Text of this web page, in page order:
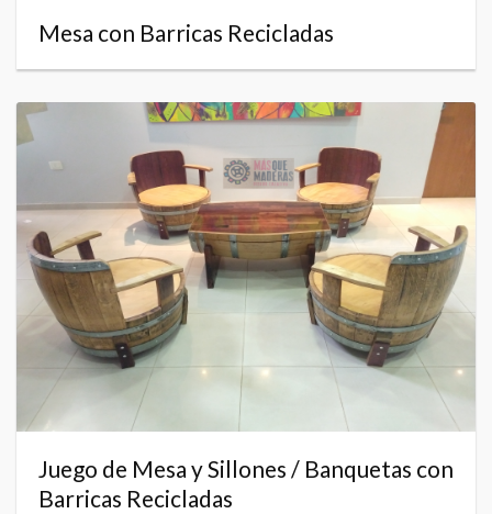
Mesa con Barricas Recicladas
Juego de Mesa y Sillones / Banquetas con
Barricas Recicladas